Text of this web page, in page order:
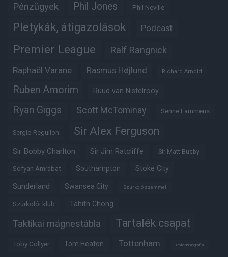
Pénzügyek Phil Jones Phil Neville
Pletykák, átigazolások Podcast
Premier League Ralf Rangnick
Raphaël Varane Rasmus Højlund Richard Arnold
Ruben Amorim Ruud van Nistelrooy
Ryan Giggs Scott McTominay Senne Lammens
Sergio Reguilon Sir Alex Ferguson
Sir Bobby Charlton Sir Jim Ratcliffe Sir Matt Busby
Sofyan Amrabat Southampton Stoke City
Sunderland Swansea City Szurkoló szemmel
Szurkolói klub Tahith Chong
Taktikai mágnestábla Tartalék csapat
Toby Collyer Tom Heaton Tottenham Trófeabibliográfia